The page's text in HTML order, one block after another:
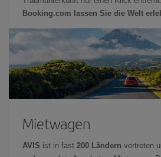
Booking.com lassen Sie die Welt
Mietwagen
AVIS ist in fast 200 Ländern vertreten